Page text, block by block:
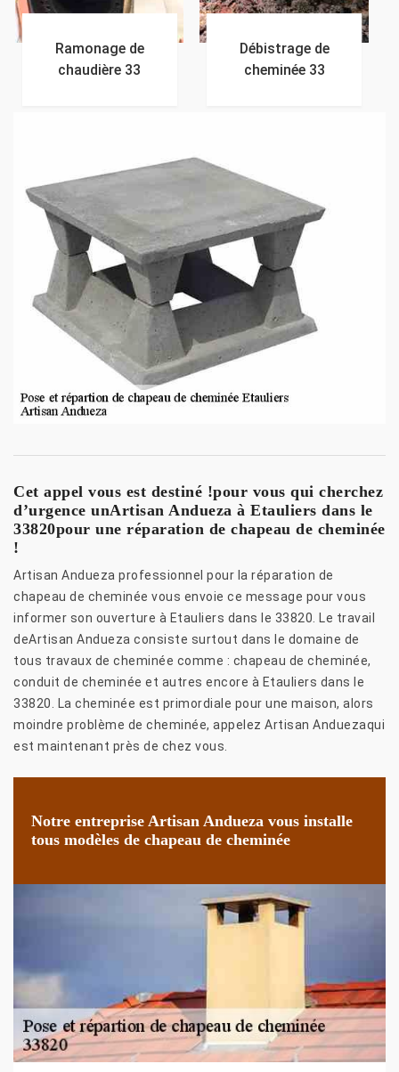
Ramonage de
chaudière 33
Débistrage de
cheminée 33
Cet appel vous est destiné !pour vous qui cherchez
d’urgence unArtisan Andueza à Etauliers dans le
33820pour une réparation de chapeau de cheminée
!
Artisan Andueza professionnel pour la réparation de
chapeau de cheminée vous envoie ce message pour vous
informer son ouverture à Etauliers dans le 33820. Le travail
deArtisan Andueza consiste surtout dans le domaine de
tous travaux de cheminée comme : chapeau de cheminée,
conduit de cheminée et autres encore à Etauliers dans le
33820. La cheminée est primordiale pour une maison, alors
moindre problème de cheminée, appelez Artisan Anduezaqui
est maintenant près de chez vous.
Notre entreprise Artisan Andueza vous installe
tous modèles de chapeau de cheminée